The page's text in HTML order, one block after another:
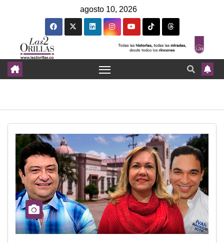
agosto 10, 2026